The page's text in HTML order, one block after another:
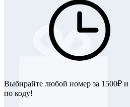
Выбирайте любой номер за 1500₽ и
по коду!